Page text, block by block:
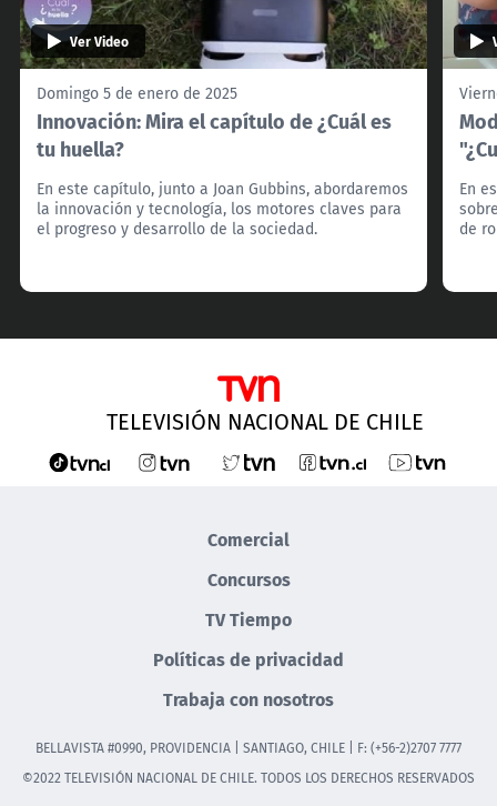
Ver Video
Domingo 5 de enero de 2025
Innovación: Mira el capítulo de ¿Cuál es
tu huella?
En este capítulo, junto a Joan Gubbins, abordaremos
la innovación y tecnología, los motores claves para
el progreso y desarrollo de la sociedad.
En
de
TELEVISIÓN NACIONAL DE CHILE
Comercial
Concursos
TV Tiempo
Políticas de privacidad
Trabaja con nosotros
BELLAVISTA #0990, PROVIDENCIA | SANTIAGO, CHILE | F: (+56-2)2707 7777
©2022 TELEVISIÓN NACIONAL DE CHILE. TODOS LOS DERECHOS RESERVADOS